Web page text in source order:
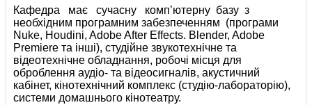
Кафедра має сучасну комп’ютерну базу з
необхідним програмним забезпеченням (програми
Nuke, Houdini, Adobe After Effects. Blender, Adobe
Premiere та інші), студійне звукотехнічне та
відеотехнічне обладнання, робочі місця для
оброблення аудіо- та відеосигналів, акустичний
кабінет, кінотехнічний комплекс (студію-лабораторію),
системи домашнього кінотеатру.